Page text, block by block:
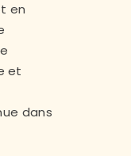
en
et
dans